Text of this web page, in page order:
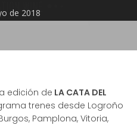
de 2018
edición de LA CATA DEL
trenes desde Logroño
Pamplona, Vitoria,